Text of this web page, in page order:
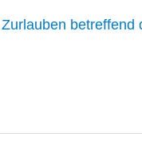
betreffend